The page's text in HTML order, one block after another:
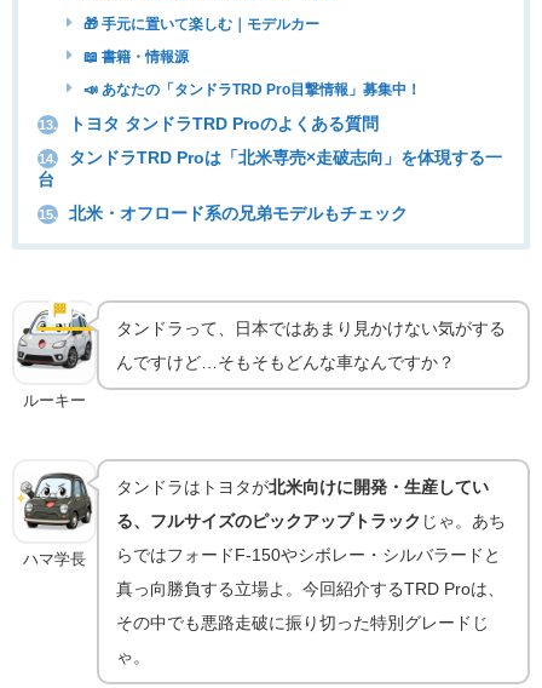
🎁 手元に置いて楽しむ｜モデルカー
📖 書籍・情報源
📣 あなたの「タンドラTRD Pro目撃情報」募集中！
13. トヨタ タンドラTRD Proのよくある質問
14.
タンドラTRD Proは「北米専売×走破志向」を体現する一
台
15. 北米・オフロード系の兄弟モデルもチェック
🏁 実車の魅力
ルーキー
タンドラって、日本ではあまり見かけない気がする
んですけど…そもそもどんな車なんですか？
ハマ学長
タンドラはトヨタが北米向けに開発・生産してい
る、フルサイズのピックアップトラック じゃ。あち
らではフォードF-150やシボレー・シルバラードと
真っ向勝負する立場よ。今回紹介するTRD Proは、
その中でも悪路走破に振り切った特別グレードじ
ゃ。